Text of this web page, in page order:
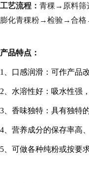
工艺流程： 青稞→原料
膨化青稞粉→检验→合
产品特点：
1 、口感润滑：可作产品
2 、水溶性好：吸水性强
3 、香味独特：具有独特
4 、营养成分的保存率高
5 、可做各种纯粉或按要